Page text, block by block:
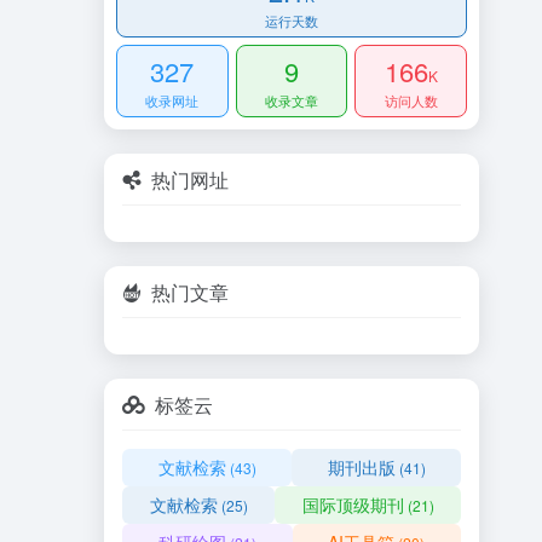
运行天数
327
收录网址
9
收录文章
166K
访问人数
热门网址
热门文章
标签云
文献检索(43) 期刊出版 (41)
文献检索(25) 国际顶级期刊 (21)